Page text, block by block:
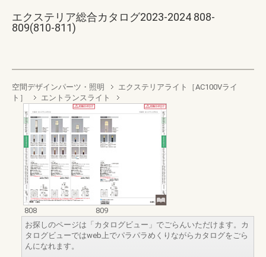
エクステリア総合カタログ2023-2024 808-
809(810-811)
空間デザインパーツ・照明
エクステリアライト［AC100Vライ
ト］
エントランスライト
808
809
お探しのページは「カタログビュー」でごらんいただけます。カ
タログビューではweb上でパラパラめくりながらカタログをごら
んになれます。